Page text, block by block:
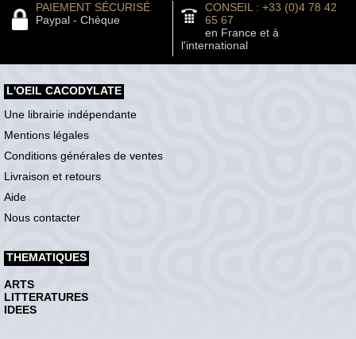
PAIEMENT SÉCURISÉ
Paypal - Chèque
CONSEIL : +33 (0)4 78 42
65 67
en France et à
l'international
L'OEIL CACODYLATE
Une librairie indépendante
Mentions légales
Conditions générales de ventes
Livraison et retours
Aide
Nous contacter
THEMATIQUES
ARTS
LITTERATURES
IDEES